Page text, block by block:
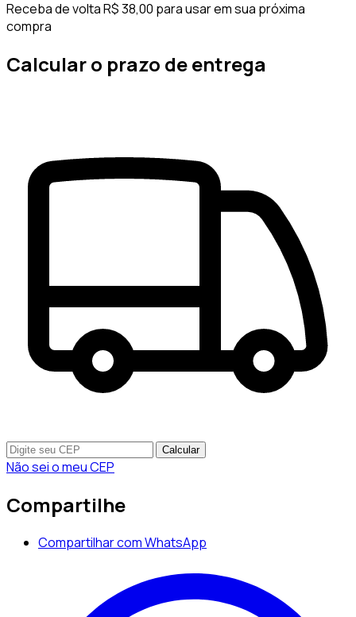
Receba de volta R$ 38,00 para usar em sua próxima
compra
Calcular o prazo de entrega
Calcular
Não sei o meu CEP
Compartilhe
Compartilhar com WhatsApp